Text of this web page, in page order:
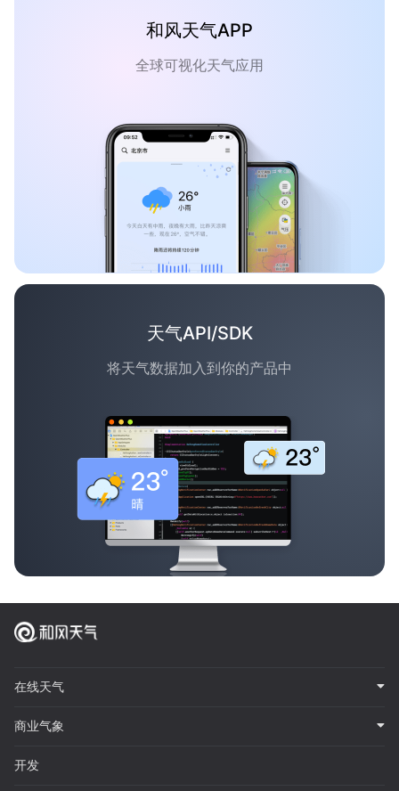
和风天气APP
全球可视化天气应用
天气API/SDK
将天气数据加入到你的产品中
在线天气
商业气象
开发